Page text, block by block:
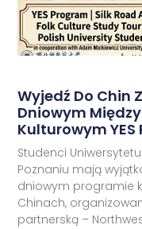
Wyjedź Do Chin
Dniowym
Kulturowym
Studenci
Poznaniu mają
dniowym programie
Chinach,
partnerską –